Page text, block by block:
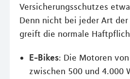
Versicherungsschutzes
Denn nicht bei jeder Art
greift die normale
E-Bikes: Die Motoren
zwischen 500 und 4.000